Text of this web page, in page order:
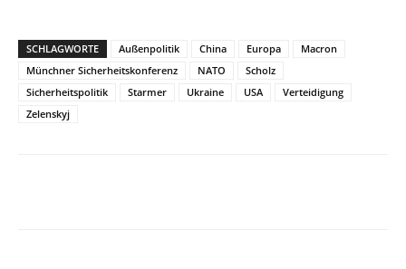
SCHLAGWORTE Außenpolitik China Europa
Macron
Münchner Sicherheitskonferenz
NATO
Scholz
Sicherheitspolitik
Starmer Ukraine USA
Verteidigung
Zelenskyj